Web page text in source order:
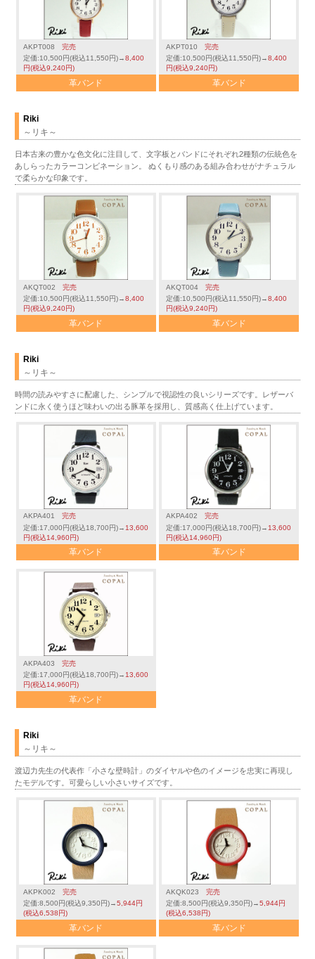
AKPT008 完売
定価:10,500円(税込11,550円)→8,400
円(税込9,240円)
革バンド
AKPT010 完売
定価:10,500円(税込11,550円)→8,400
円(税込9,240円)
革バンド
Riki
～リキ～
日本古来の豊かな色文化に注目して、文字板とバンドにそれぞれ2種類の伝統色を
あしらったカラーコンビネーション。 ぬくもり感のある組み合わせがナチュラル
で柔らかな印象です。
AKQT002 完売
定価:10,500円(税込11,550円)→8,400
円(税込9,240円)
革バンド
AKQT004 完売
定価:10,500円(税込11,550円)→8,400
円(税込9,240円)
革バンド
Riki
～リキ～
時間の読みやすさに配慮した、シンプルで視認性の良いシリーズです。レザーバ
ンドに永く使うほど味わいの出る豚革を採用し、質感高く仕上げています。
AKPA401 完売
定価:17,000円(税込18,700円)→ 13,600
円(税込14,960円)
革バンド
AKPA402 完売
定価:17,000円(税込18,700円)→ 13,600
円(税込14,960円)
革バンド
AKPA403 完売
定価:17,000円(税込18,700円)→13,600
円(税込14,960円)
革バンド
Riki
～リキ～
渡辺力先生の代表作「小さな壁時計」のダイヤルや色のイメージを忠実に再現し
たモデルです。可愛らしい小さいサイズです。
AKPK002 完売
定価:8,500円(税込9,350円)→5,944円
(税込6,538円)
革バンド
AKQK023 完売
定価:8,500円(税込9,350円)→5,944円
(税込6,538円)
革バンド